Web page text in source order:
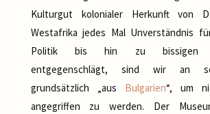
Kulturgut kolonialer Herkunft von
Westafrika jedes Mal Unverständnis
Politik bis hin zu bissigen
entgegenschlägt, sind wir an
grundsätzlich „aus Bulgarien“, um
angegriffen zu werden. Der